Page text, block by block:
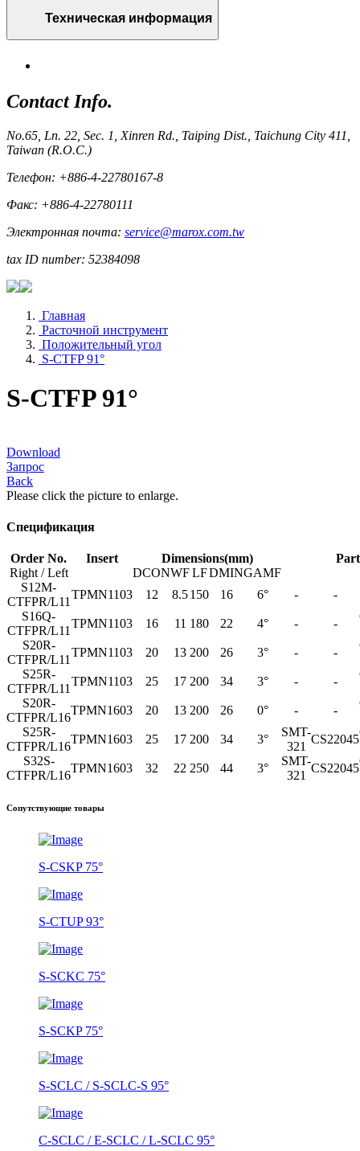
Техническая информация
Contact Info.
No.65, Ln. 22, Sec. 1, Xinren Rd., Taiping Dist., Taichung City 411,
Taiwan (R.O.C.)
Телефон: +886-4-22780167-8
Факс: +886-4-22780111
Электронная почта: service@marox.com.tw
tax ID number: 52384098
Главная
Расточной инструмент
Положительный угол
S-CTFP 91°
S-CTFP 91°
Download
Запрос
Back
Please click the picture to enlarge.
Спецификация
Order No. Insert Dimensions(mm)
Right / Left
DCONWFLFDMINGAMF
S12M-
CTFPR/L11
TPMN1103 12 8.5150 16 6° -
-
S16Q-
CTFPR/L11
TPMN1103 16 11 180 22 4° - -
S20R-
CTFPR/L11
TPMN1103 20 13 200 26 3° - -
S25R-
CTFPR/L11
TPMN1103 25 17 200 34 3° - -
S20R-
CTFPR/L16
TPMN1603 20 13 200 26 0° - -
S25R-
CTFPR/L16
TPMN1603 25 17 200 34 3°
SMT-
321
CS22045
S32S-
CTFPR/L16
TPMN1603 32 22 250 44 3°
SMT-
321
CS22045
Сопутствующие товары
S-CSKP 75°
S-CTUP 93°
S-SCKC 75°
S-SCKP 75°
S-SCLC / S-SCLC-S 95°
C-SCLC / E-SCLC / L-SCLC 95°